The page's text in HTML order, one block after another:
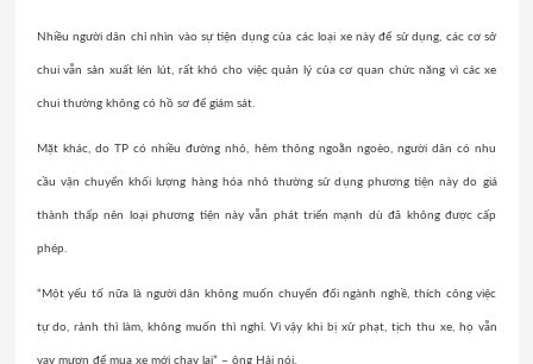
Nhiều người dân chỉ nhìn vào sự tiện dụng của các loại xe này để sử dụng, các cơ sở
chui vẫn sản xuất lén lút, rất khó cho việc quản lý của cơ quan chức năng vì các xe
chui thường không có hồ sơ để giám sát.
Mặt khác, do TP có nhiều đường nhỏ, hẻm thông ngoằn ngoèo, người dân có nhu
cầu vận chuyển khối lượng hàng hóa nhỏ thường sử dụng phương tiện này do giá
thành thấp nên loại phương tiện này vẫn phát triển mạnh dù đã không được cấp
phép.
“Một yếu tố nữa là người dân không muốn chuyển đổi ngành nghề, thích công việc
tự do, rảnh thì làm, không muốn thì nghỉ. Vì vậy khi bị xử phạt, tịch thu xe, họ vẫn
vay mượn để mua xe mới chạy lại” – ông Hải nói.